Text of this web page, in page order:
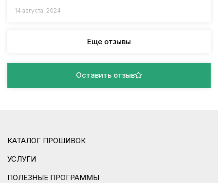
14 августа, 2024
Еще отзывы
Оставить отзыв
КАТАЛОГ ПРОШИВОК
УСЛУГИ
ПОЛЕЗНЫЕ ПРОГРАММЫ